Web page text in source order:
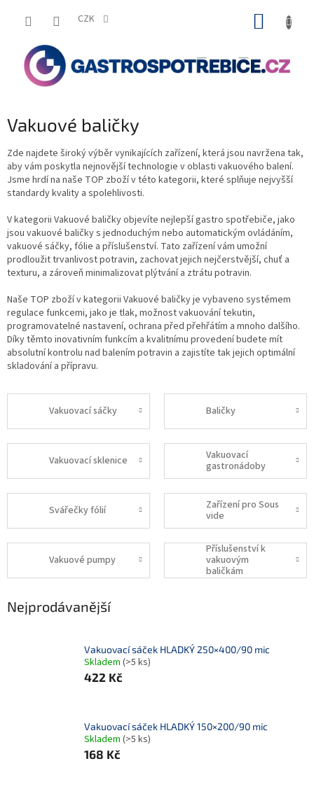
CZK
Vakuové baličky
Zde najdete široký výběr vynikajících zařízení, která jsou navržena tak,
aby vám poskytla nejnovější technologie v oblasti vakuového balení.
Jsme hrdí na naše TOP zboží v této kategorii, které splňuje nejvyšší
standardy kvality a spolehlivosti.
V kategorii Vakuové baličky objevíte nejlepší gastro spotřebiče, jako
jsou vakuové baličky s jednoduchým nebo automatickým ovládáním,
vakuové sáčky, fólie a příslušenství. Tato zařízení vám umožní
prodloužit trvanlivost potravin, zachovat jejich nejčerstvější, chuť a
texturu, a zároveň minimalizovat plýtvání a ztrátu potravin.
Naše TOP zboží v kategorii Vakuové baličky je vybaveno systémem
regulace funkcemi, jako je tlak, možnost vakuování tekutin,
programovatelné nastavení, ochrana před přehřátím a mnoho dalšího.
Díky těmto inovativním funkcím a kvalitnímu provedení budete mít
absolutní kontrolu nad balením potravin a zajistíte tak jejich optimální
skladování a přípravu.
Vakuovací sáčky Baličky
Vakuovací sklenice
Vakuovací
gastronádoby
Svářečky fólií
Zařízení pro Sous
vide
Vakuové pumpy
Příslušenství k
vakuovým
baličkám
Nejprodávanější
Vakuovací sáček HLADKÝ 250×400/90 mic
Skladem (>5 ks)
422 Kč
Vakuovací sáček HLADKÝ 150×200/90 mic
Skladem (>5 ks)
168 Kč